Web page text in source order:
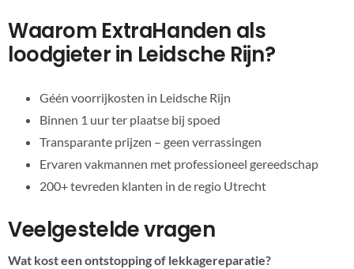
Waarom ExtraHanden als
loodgieter in Leidsche Rijn?
Géén voorrijkosten in Leidsche Rijn
Binnen 1 uur ter plaatse bij spoed
Transparante prijzen – geen verrassingen
Ervaren vakmannen met professioneel gereedschap
200+ tevreden klanten in de regio Utrecht
Veelgestelde vragen
Wat kost een ontstopping of lekkagereparatie?